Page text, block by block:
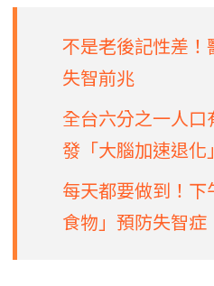
不是老後記性差！
失智前兆
全台六分之一人
發「大腦加速退化
每天都要做到！
食物」預防失智症